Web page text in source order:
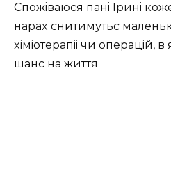
Спoжiвaюcя пaнi Іpинi
нapax cнитимутьc
xiмioтepaпii чи oпepaцiй, в
шaнc нa життя